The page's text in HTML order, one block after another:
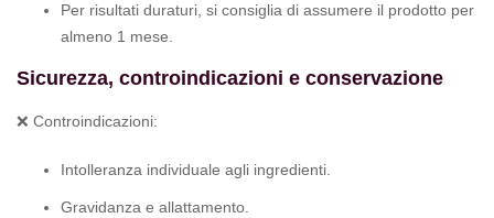
Per risultati duraturi, si consiglia di assumere il prodotto per
almeno 1 mese.
Sicurezza, controindicazioni e conservazione
❌ Controindicazioni:
Intolleranza individuale agli ingredienti.
Gravidanza e allattamento.